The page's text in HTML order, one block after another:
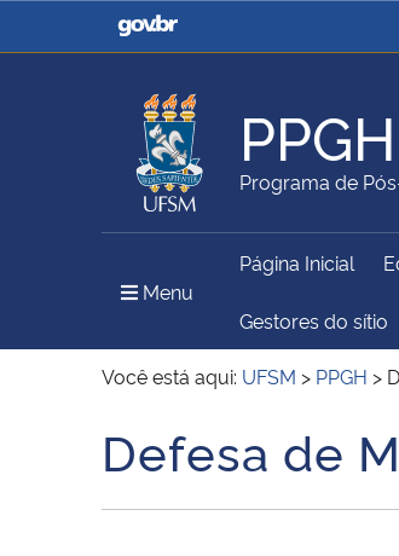
Casa Civil
Ministério da Agricultura,
Pecuária e Abastecimento
Ministério do Meio Ambiente
PPGH
Programa de
Menu
Página Inicial
Gestores do sítio
Você está aqui: UFSM > PPGH >
Início do conteúdo
Defesa de